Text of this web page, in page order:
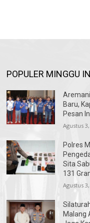
POPULER MINGGU
Baru,
Pesan
Agustus
Polres
Sita
131
Agustus
Malang